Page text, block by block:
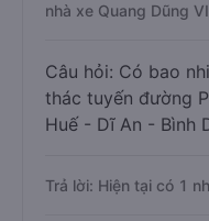
nhà xe Quang Dũng
Câu hỏi: Có bao
thác tuyến đường
Huế - Dĩ An - Bình
Trả lời: Hiện tại có 1